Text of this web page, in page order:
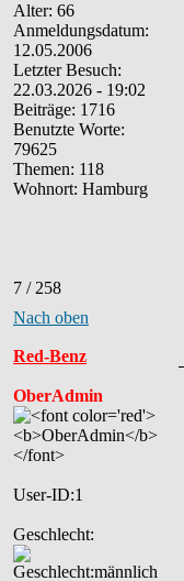
Alter: 66
Anmeldungsdatum:
12.05.2006
Letzter Besuch:
22.03.2026 - 19:02
Beiträge: 1716
Benutzte Worte:
79625
Themen: 118
Wohnort: Hamburg
7 / 258
Nach oben
Red-Benz
OberAdmin
User-ID:1
Geschlecht: